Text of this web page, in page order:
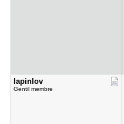
lapinlov
Gentil membre